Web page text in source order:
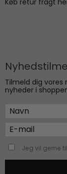
Tilmeld dig vores
nyheder i
Jeg vil gerne